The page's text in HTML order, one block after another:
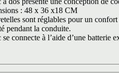
: 48 x 36 x18 CM
sont réglables pour un
pendant la conduite.
se connecte à l’aide d’une